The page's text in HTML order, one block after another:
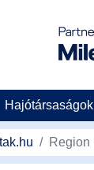
Hajótársaságok
Region